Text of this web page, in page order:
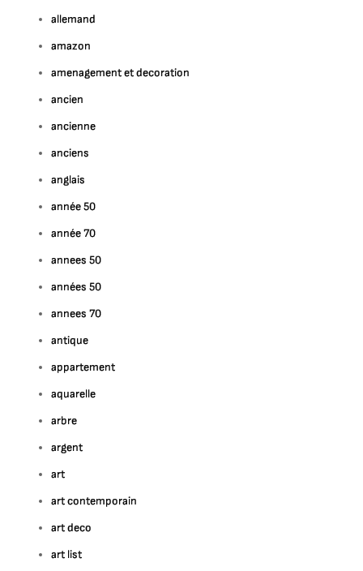
allemand
amazon
amenagement et decoration
ancien
ancienne
anciens
anglais
année 50
année 70
annees 50
années 50
annees 70
antique
appartement
aquarelle
arbre
argent
art
art contemporain
art deco
art list